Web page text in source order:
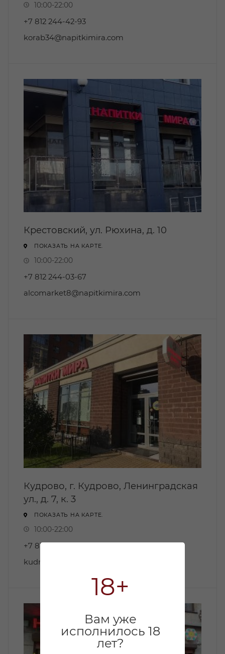
18+
Вам уже
исполнилось 18
лет?
10:00-22:00
+7 812 244-42-93
korab34@napitkimira.com
Крестовский, ул. Рюхина, д. 10
ПОКАЗАТЬ НА КАРТЕ.
10:00-22:00
+7 812 244-03-67
alcomarket8@napitkimira.com
Кудрово, г. Кудрово, Ленинградская
ул., д. 7, к. 3
ПОКАЗАТЬ НА КАРТЕ.
10:00-22:00
+7 812 244-15-59
kudrovo@napitkimira.com